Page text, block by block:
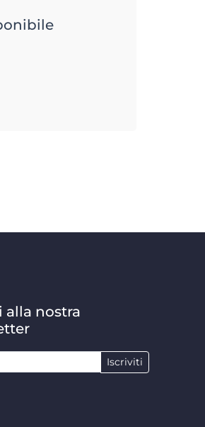
alla nostra
Iscriviti